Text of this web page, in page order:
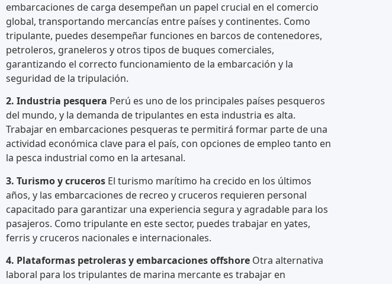
embarcaciones de carga desempeñan un papel crucial en el comercio
global, transportando mercancías entre países y continentes. Como
tripulante, puedes desempeñar funciones en barcos de contenedores,
petroleros, graneleros y otros tipos de buques comerciales,
garantizando el correcto funcionamiento de la embarcación y la
seguridad de la tripulación.
2. Industria pesquera Perú es uno de los principales países pesqueros
del mundo, y la demanda de tripulantes en esta industria es alta.
Trabajar en embarcaciones pesqueras te permitirá formar parte de una
actividad económica clave para el país, con opciones de empleo tanto en
la pesca industrial como en la artesanal.
3. Turismo y cruceros El turismo marítimo ha crecido en los últimos
años, y las embarcaciones de recreo y cruceros requieren personal
capacitado para garantizar una experiencia segura y agradable para los
pasajeros. Como tripulante en este sector, puedes trabajar en yates,
ferris y cruceros nacionales e internacionales.
4. Plataformas petroleras y embarcaciones offshore Otra alternativa
laboral para los tripulantes de marina mercante es trabajar en